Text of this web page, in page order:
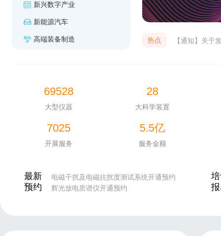
新兴数字产业
新能源汽车
高端装备制造 热点
69528
大型仪器
28
大科学装置
7025
开展服务
5.5亿
服务金额
最新
预约
辉光放电质谱仪开通预约
测量接收机开通预约